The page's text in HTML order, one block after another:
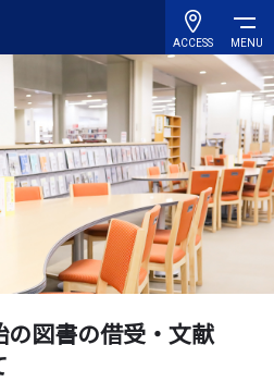
ACCESS MENU
の図書の借受・文献